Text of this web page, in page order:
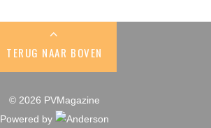
TERUG NAAR BOVEN
© 2026 PVMagazine
Powered by